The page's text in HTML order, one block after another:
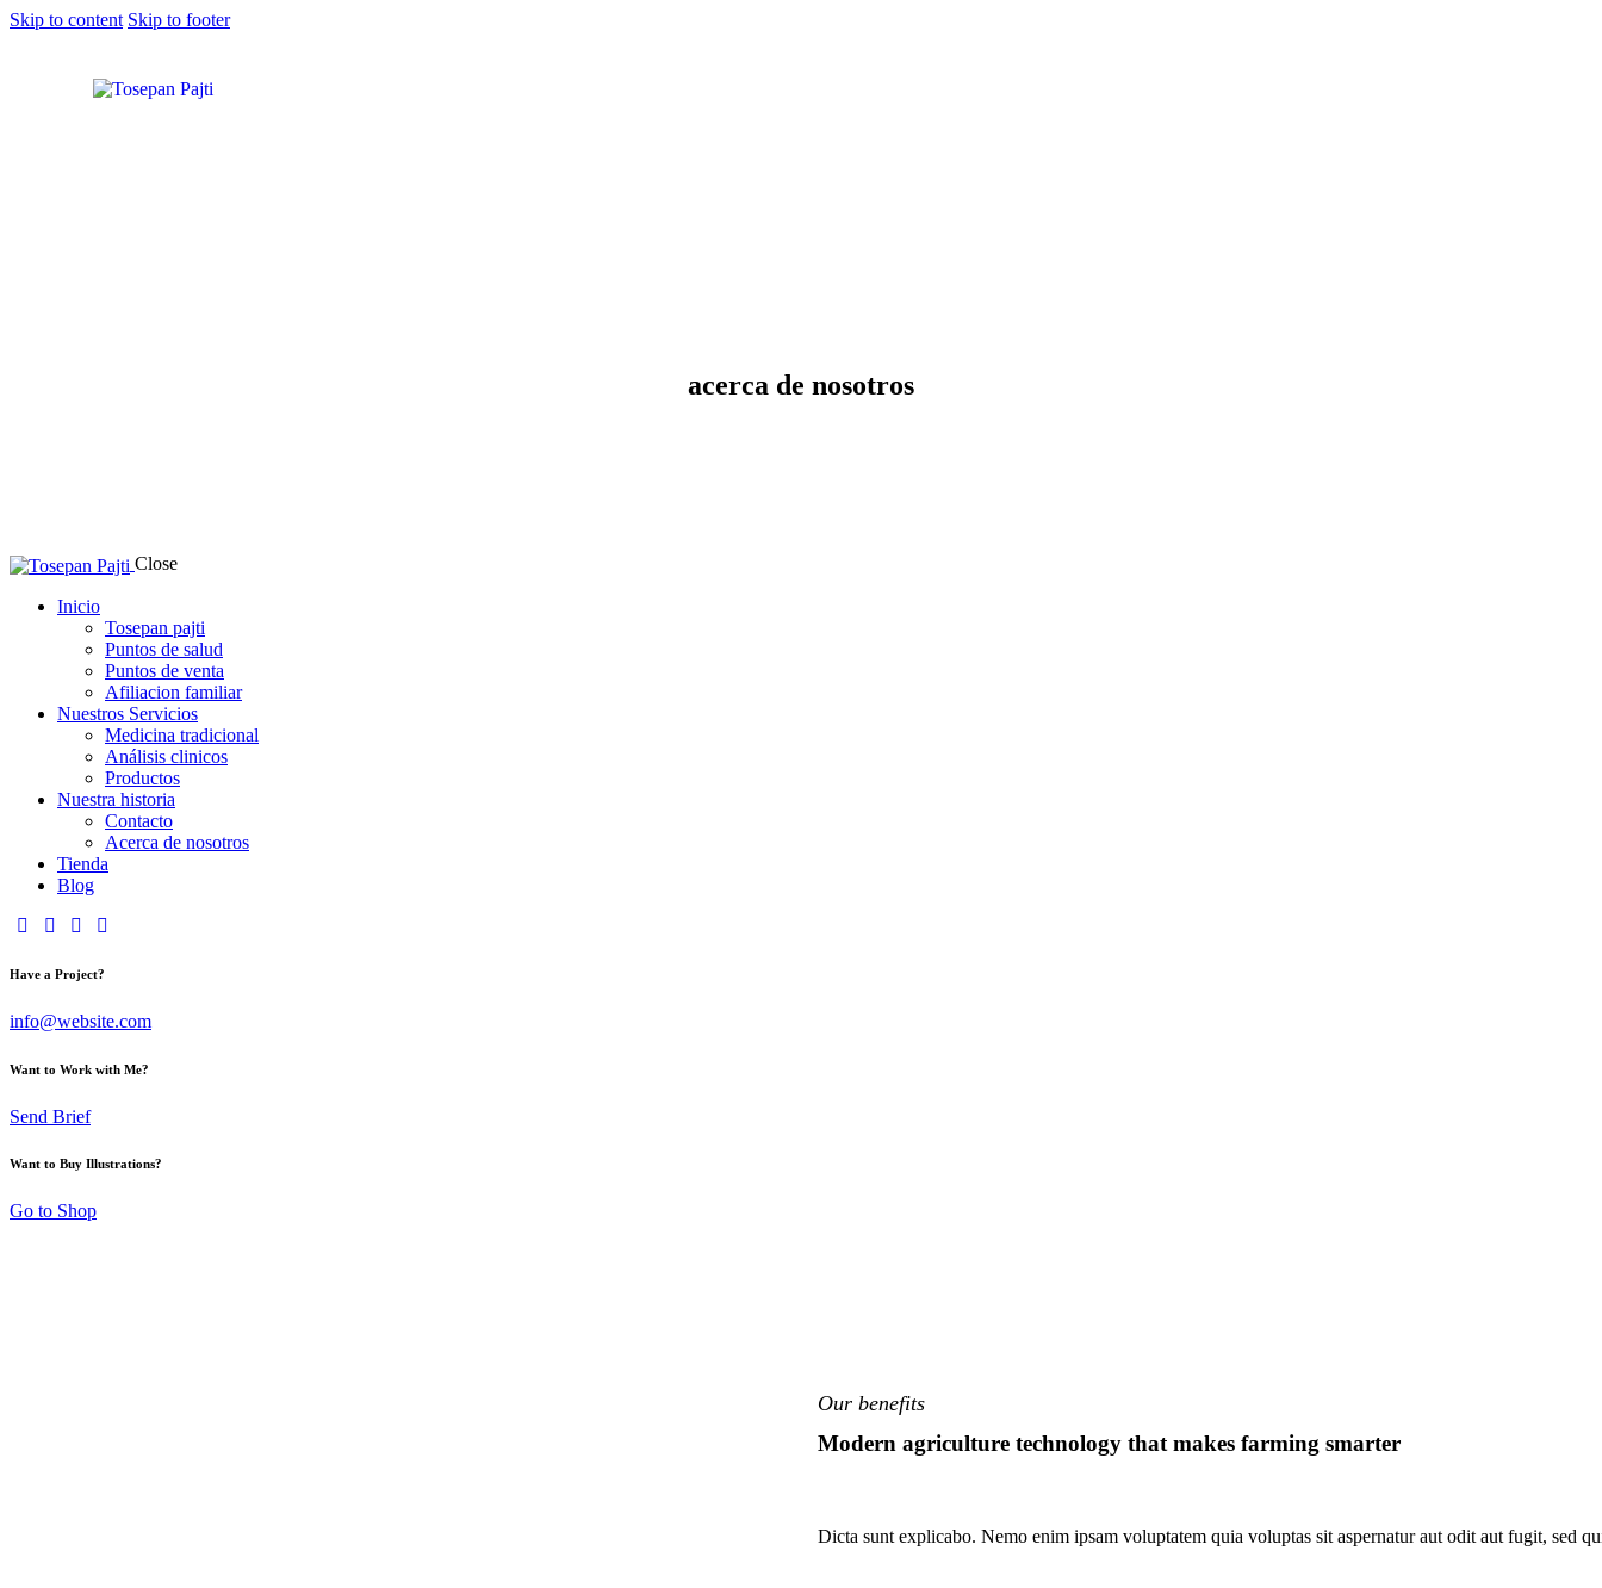
Skip to content Skip to footer
acerca de nosotros
Close
Inicio
Tosepan pajti
Puntos de salud
Puntos de venta
Afiliacion familiar
Nuestros Servicios
Medicina tradicional
Análisis clinicos
Productos
Nuestra historia
Contacto
Acerca de nosotros
Tienda
Blog
Have a Project?
info@website.com
Want to Work with Me?
Send Brief
Want to Buy Illustrations?
Go to Shop
Our benefits
Modern agriculture technology that makes farming smarter
Dicta sunt explicabo. Nemo enim ipsam voluptatem quia voluptas sit aspernatur aut odit aut fugit, sed